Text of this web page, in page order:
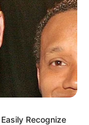
Recognize